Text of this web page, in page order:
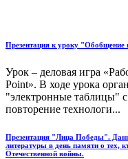
Презентация к уроку "Обобщение
Урок – деловая игра
Point». В ходе урока
"электронные таблицы"
повторение технологи...
Презентация "Лица Победы".
литературы в день памяти о тех,
Отечественной войны.